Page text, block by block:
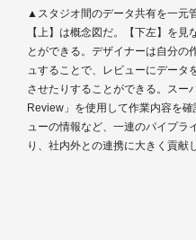
▲スタジオ間のデータ共有を一元
【上】は概念図だ。【下左】を
とができる。デザイナーは自分の
ュすることで、レビューにデータ
させたりすることができる。スー
Review」を使用して作業内容を
ューの情報など、一連のパイプラ
り、社内外との連携に大きく貢献